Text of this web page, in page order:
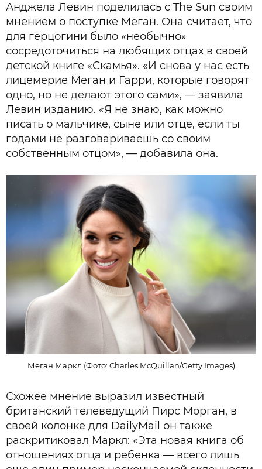
Анджела Левин поделилась с The Sun своим
мнением о поступке Меган. Она считает, что
для герцогини было «необычно»
сосредоточиться на любящих отцах в своей
детской книге «Скамья». «И снова у нас есть
лицемерие Меган и Гарри, которые говорят
одно, но не делают этого сами», — заявила
Левин изданию. «Я не знаю, как можно
писать о мальчике, сыне или отце, если ты
годами не разговариваешь со своим
собственным отцом», — добавила она.
Меган Маркл (Фото: Charles McQuillan/Getty Images)
Схожее мнение выразил известный
британский телеведущий Пирс Морган, в
своей колонке для DailyMail он также
раскритиковал Маркл: «Эта новая книга об
отношениях отца и ребенка — всего лишь